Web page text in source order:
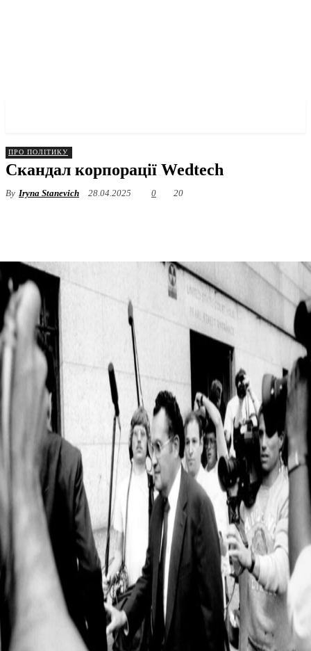
ПРО ПОЛІТИКУ
Скандал корпорації Wedtech
By Iryna Stanevich 28.04.2025 0 20